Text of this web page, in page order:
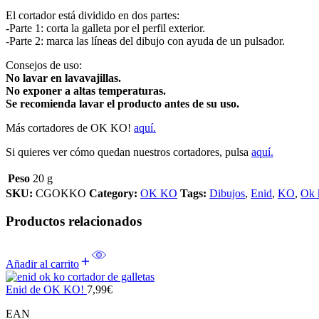
El cortador está dividido en dos partes:
-Parte 1: corta la galleta por el perfil exterior.
-Parte 2: marca las líneas del dibujo con ayuda de un pulsador.
Consejos de uso:
No lavar en lavavajillas.
No exponer a altas temperaturas.
Se recomienda lavar el producto antes de su uso.
Más cortadores de OK KO! aquí.
Si quieres ver cómo quedan nuestros cortadores, pulsa aquí.
Peso 20 g
SKU: CGOKKO Category: OK KO Tags: Dibujos, Enid, KO, Ok
Productos relacionados
Añadir al carrito
Enid de OK KO! 7,99€
EAN